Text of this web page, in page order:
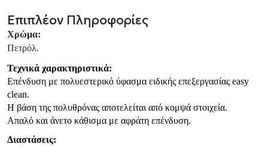
Επιπλέον Πληροφορίες
Χρώμα:
Πετρόλ.
Τεχνικά χαρακτηριστικά:
Επένδυση με πολυεστερικό ύφασμα ειδικής επεξεργασίας easy
clean.
Η βάση της πολυθρόνας αποτελείται από κομψά στοιχεία.
Απαλό και άνετο κάθισμα με αφράτη επένδυση.
Διαστάσεις: